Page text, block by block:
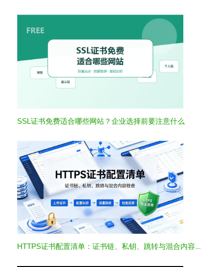
SSL证书免费适合哪些网站？企业选择前要注意什么
HTTPS证书配置清单：证书链、私钥、跳转与混合内容检查